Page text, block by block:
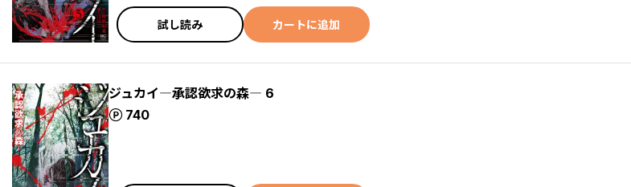
試し読み カートに追加
ジュカイ―承認欲求の森― 6
740
ポイント